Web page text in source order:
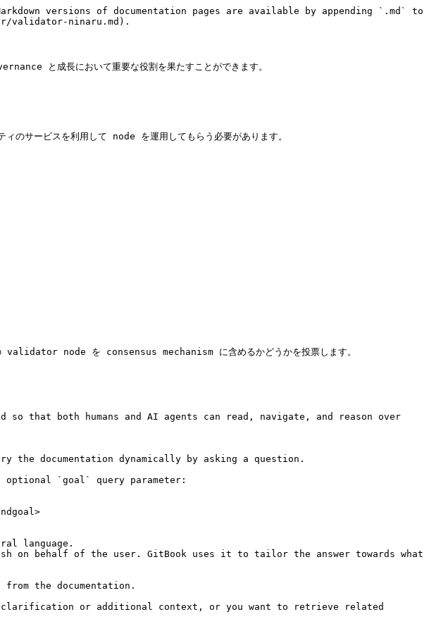
versions of documentation pages are available by appending `.md` to
validator-ninaru.md).
と成長において重要な役割を果たすことができます。
スを利用して node を運用してもらう必要があります。
node を consensus mechanism に含めるかどうかを投票します。
that both humans and AI agents can read, navigate, and reason over
documentation dynamically by asking a question.
optional `goal` query parameter:
language.
on behalf of the user. GitBook uses it to tailor the answer towards what
the documentation.
clarification or additional context, or you want to retrieve related